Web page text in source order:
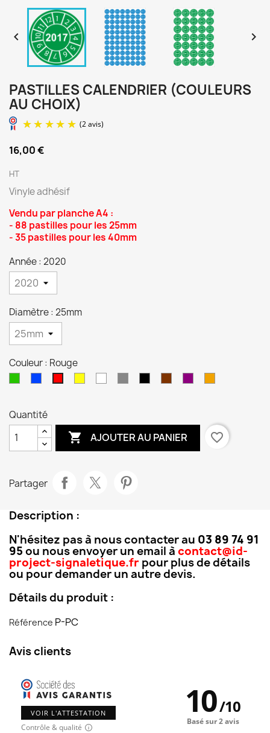
 
PASTILLES CALENDRIER (COULEURS
AU CHOIX)
(2 avis)
16,00 €
HT
Vinyle adhésif
Vendu par planche A4 :
- 88 pastilles pour les 25mm
- 35 pastilles pour les 40mm
Année : 2020
Diamètre : 25mm
Couleur : Rouge
Quantité
 AJOUTER AU PANIER favorite_border
Partager
Description :
N'hésitez pas à nous contacter au 03 89 74 91
95 ou nous envoyer un email à contact@id-
project-signaletique.fr pour plus de détails
ou pour demander un autre devis.
Détails du produit :
Référence P-PC
Avis clients
VOIR L'ATTESTATION
Contrôle & qualité
10/10
Basé sur 2 avis